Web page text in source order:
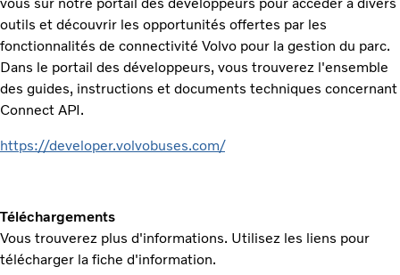
outils et découvrir les opportunités offertes par les
fonctionnalités de connectivité Volvo pour la gestion du parc.
Dans le portail des développeurs, vous trouverez l'ensemble
des guides, instructions et documents techniques concernant
Connect API.
https://developer.volvobuses.com/
Téléchargements
Vous trouverez plus d'informations. Utilisez les liens pour
télécharger la fiche d'information.